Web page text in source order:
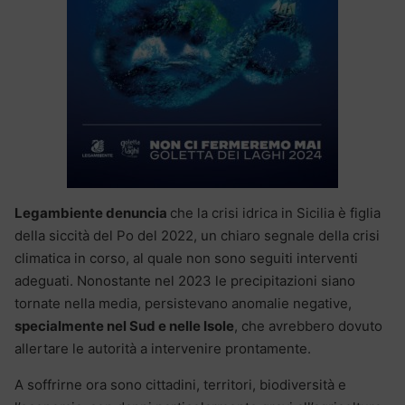
Legambiente denuncia che la crisi idrica in Sicilia è figlia
della siccità del Po del 2022, un chiaro segnale della crisi
climatica in corso, al quale non sono seguiti interventi
adeguati. Nonostante nel 2023 le precipitazioni siano
tornate nella media, persistevano anomalie negative,
specialmente nel Sud e nelle Isole, che avrebbero dovuto
allertare le autorità a intervenire prontamente.
A soffrirne ora sono cittadini, territori, biodiversità e